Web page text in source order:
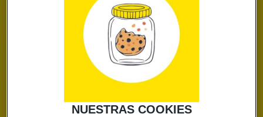
Ya somos más de 10k en Instagram
A LO GRANDE.
SORTEO
NUESTRAS COOKIES